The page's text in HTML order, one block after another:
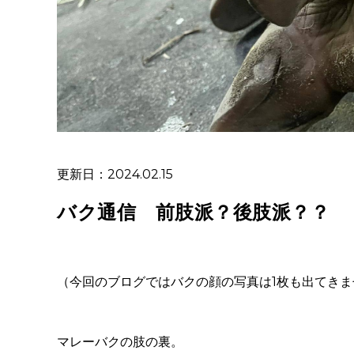
更新日：2024.02.15
バク通信 前肢派？後肢派？？
（今回のブログではバクの顔の写真は1枚も出てき
マレーバクの肢の裏。